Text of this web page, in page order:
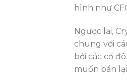
hình như
Ngược lại,
chung với
bởi các cổ
muốn bán